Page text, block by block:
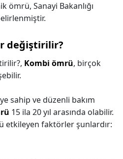
Sanayi Bakanlığı
değiştirilir?
Kombi ömrü, birçok
sahip ve düzenli bakım
15 ila 20 yıl arasında olabilir.
etkileyen faktörler şunlardır: